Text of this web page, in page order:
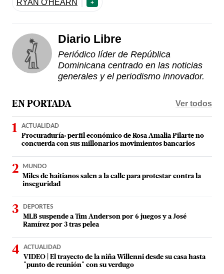
RYAN O'HEARN +
Diario Libre
Periódico líder de República
Dominicana centrado en las noticias
generales y el periodismo innovador.
EN PORTADA Ver todos
ACTUALIDAD
Procuraduría: perfil económico de Rosa Amalia Pilarte no
concuerda con sus millonarios movimientos bancarios
MUNDO
Miles de haitianos salen a la calle para protestar contra la
inseguridad
DEPORTES
MLB suspende a Tim Anderson por 6 juegos y a José
Ramírez por 3 tras pelea
ACTUALIDAD
VIDEO | El trayecto de la niña Willenni desde su casa hasta
"punto de reunión" con su verdugo